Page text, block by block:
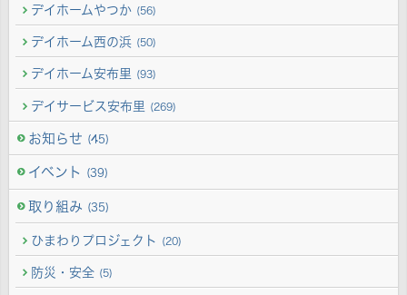
デイホームやつか (56)
デイホーム西の浜 (50)
デイホーム安布里 (93)
デイサービス安布里 (269)
お知らせ (45)
イベント (39)
取り組み (35)
ひまわりプロジェクト (20)
防災・安全 (5)